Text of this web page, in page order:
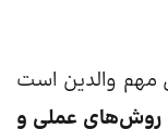
مهم والدین است
روش‌های عملی و